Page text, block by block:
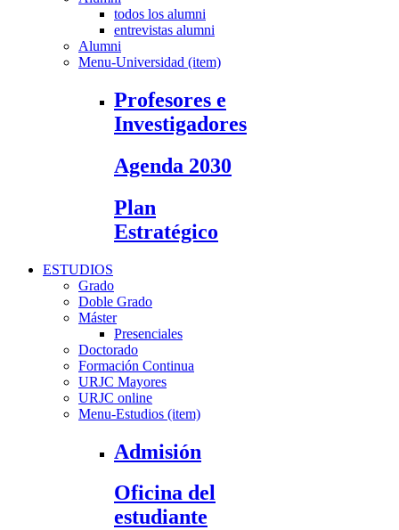
todos los alumni
entrevistas alumni
Alumni
Menu-Universidad (item)
Profesores e
Investigadores
Agenda 2030
Plan
Estratégico
ESTUDIOS
Grado
Doble Grado
Máster
Presenciales
Doctorado
Formación Continua
URJC Mayores
URJC online
Menu-Estudios (item)
Admisión
Oficina del
estudiante